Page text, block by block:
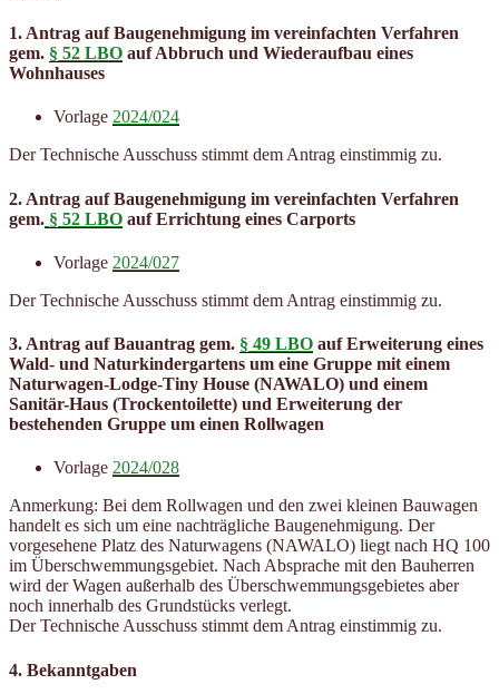
1. Antrag auf Baugenehmigung im vereinfachten Verfahren
gem. § 52 LBO auf Abbruch und Wiederaufbau eines
Wohnhauses
Vorlage 2024/024
Der Technische Ausschuss stimmt dem Antrag einstimmig zu.
2. Antrag auf Baugenehmigung im vereinfachten Verfahren
gem. § 52 LBO auf Errichtung eines Carports
Vorlage 2024/027
Der Technische Ausschuss stimmt dem Antrag einstimmig zu.
3. Antrag auf Bauantrag gem. § 49 LBO auf Erweiterung eines
Wald- und Naturkindergartens um eine Gruppe mit einem
Naturwagen-Lodge-Tiny House (NAWALO) und einem
Sanitär-Haus (Trockentoilette) und Erweiterung der
bestehenden Gruppe um einen Rollwagen
Vorlage 2024/028
Anmerkung: Bei dem Rollwagen und den zwei kleinen Bauwagen
handelt es sich um eine nachträgliche Baugenehmigung. Der
vorgesehene Platz des Naturwagens (NAWALO) liegt nach HQ 100
im Überschwemmungsgebiet. Nach Absprache mit den Bauherren
wird der Wagen außerhalb des Überschwemmungsgebietes aber
noch innerhalb des Grundstücks verlegt.
Der Technische Ausschuss stimmt dem Antrag einstimmig zu.
4. Bekanntgaben